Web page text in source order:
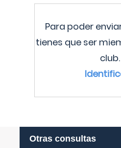
Para poder
tienes que ser
club.
Otras consultas